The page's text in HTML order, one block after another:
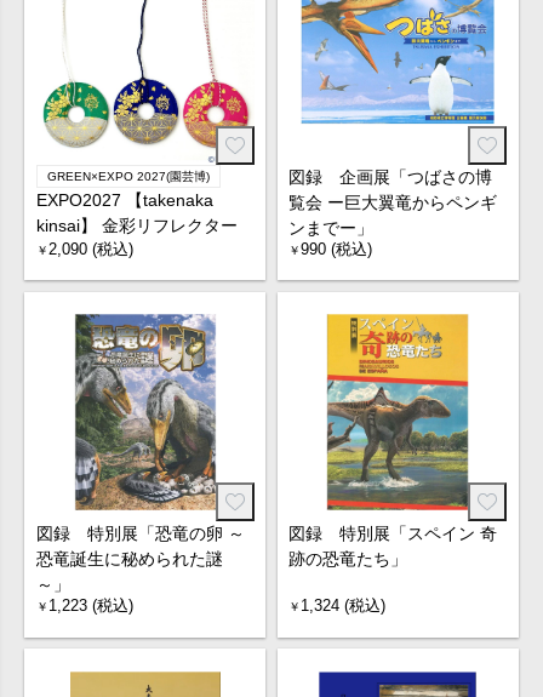
GREEN×EXPO 2027(園芸博)
EXPO2027 【takenaka
kinsai】 金彩リフレクター
￥ 2,090 (税込)
図録 企画展「つばさの博
覧会 ー巨大翼竜からペンギ
ンまでー」
￥990 (税込)
図録 特別展「恐竜の卵 ～
恐竜誕生に秘められた謎
～」
￥ 1,223 (税込)
図録 特別展「スペイン 奇
跡の恐竜たち」
￥ 1,324 (税込)